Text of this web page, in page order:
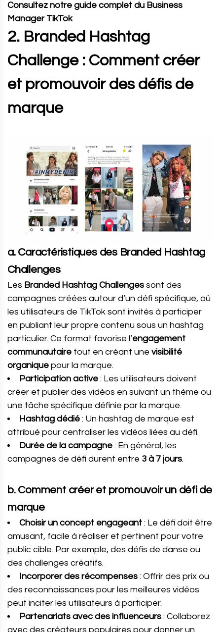
Consultez notre guide complet du Business
Manager TikTok
2. Branded Hashtag
Challenge : Comment créer
et promouvoir des défis de
marque
a. Caractéristiques des Branded Hashtag
Challenges
Les Branded Hashtag Challenges sont des
campagnes créées autour d’un défi spécifique, où
les utilisateurs de TikTok sont invités à participer
en publiant leur propre contenu sous un hashtag
particulier. Ce format favorise l’engagement
communautaire tout en créant une visibilité
organique pour la marque.
Participation active : Les utilisateurs doivent
créer et publier des vidéos en suivant un thème ou
une tâche spécifique définie par la marque.
Hashtag dédié : Un hashtag de marque est
attribué pour centraliser les vidéos liées au défi.
Durée de la campagne : En général, les
campagnes de défi durent entre 3 à 7 jours.
b. Comment créer et promouvoir un défi de
marque
Choisir un concept engageant : Le défi doit être
amusant, facile à réaliser et pertinent pour votre
public cible. Par exemple, des défis de danse ou
des challenges créatifs.
Incorporer des récompenses : Offrir des prix ou
des reconnaissances pour les meilleures vidéos
peut inciter les utilisateurs à participer.
Partenariats avec des influenceurs : Collaborez
avec des créateurs populaires pour donner un